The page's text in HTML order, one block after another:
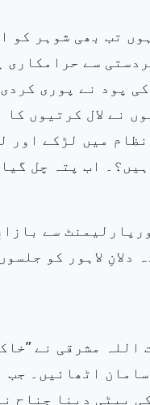
تب بھی شوہر کو
سے حرامکاری
پود نے پوری
نے لال کرتیوں کا
میں لڑکے اور
اب پتہ چل
سے
لاہور کو
اللہ مشرقی نے
اٹھائیں۔ جب
بیٹی دینا جناح